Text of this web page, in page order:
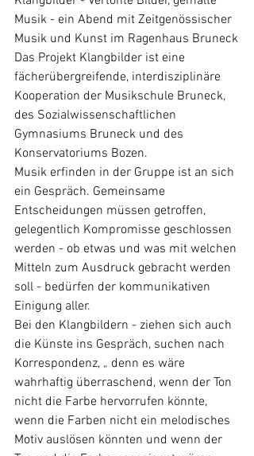
Musik - ein Abend mit Zeitgenössischer
Musik und Kunst im Ragenhaus Bruneck
Das Projekt Klangbilder ist eine
fächerübergreifende, interdisziplinäre
Kooperation der Musikschule Bruneck,
des Sozialwissenschaftlichen
Gymnasiums Bruneck und des
Konservatoriums Bozen.
Musik erfinden in der Gruppe ist an sich
ein Gespräch. Gemeinsame
Entscheidungen müssen getroffen,
gelegentlich Kompromisse geschlossen
werden - ob etwas und was mit welchen
Mitteln zum Ausdruck gebracht werden
soll - bedürfen der kommunikativen
Einigung aller.
Bei den Klangbildern - ziehen sich auch
die Künste ins Gespräch, suchen nach
Korrespondenz, „ denn es wäre
wahrhaftig überraschend, wenn der Ton
nicht die Farbe hervorrufen könnte,
wenn die Farben nicht ein melodisches
Motiv auslösen könnten und wenn der